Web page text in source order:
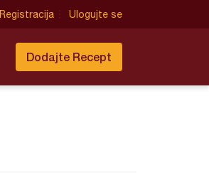
Registracija Ulogujte se
Dodajte Recept